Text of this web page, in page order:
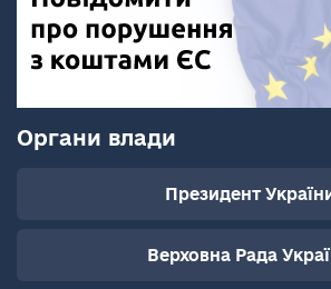
Органи влади
Президент
Верховна Рада